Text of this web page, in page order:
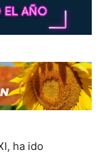
ha ido